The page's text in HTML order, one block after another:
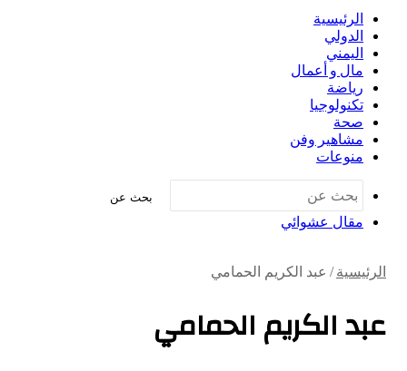
الرئيسية
الدولي
اليمني
مال و أعمال
رياضة
تكنولوجيا
صحة
مشاهير وفن
منوعات
بحث عن
مقال عشوائي
الرئيسية / عبد الكريم الحمامي
عبد الكريم الحمامي